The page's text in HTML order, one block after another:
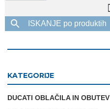
KATEGORIJE
DUCATI OBLAČILA IN OBUTEV